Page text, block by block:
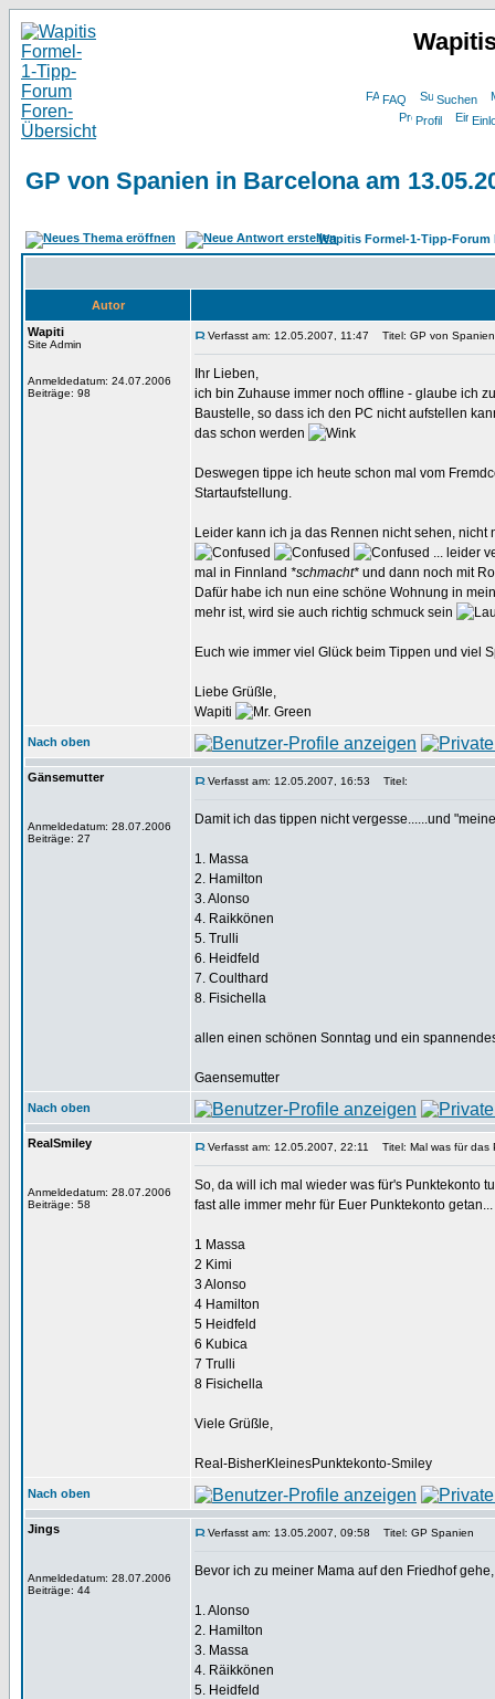
FAQ
Suchen
Profil
GP von Spanien in Barcelona am
Wapitis Formel-1-Tipp-Forum
Autor
Wapiti
Site Admin
Anmeldedatum: 24.07.2006
Beiträge: 98
Verfasst am: 12.05.2007, 11:47 Titel: GP von
Ihr Lieben,
ich bin Zuhause immer noch offline - glaube ich
Baustelle, so dass ich den PC nicht aufstellen
das schon werden
Deswegen tippe ich heute schon mal vom
Startaufstellung.
Leider kann ich ja das Rennen nicht sehen,
... leider
mal in Finnland *schmacht* und dann noch mit
Dafür habe ich nun eine schöne Wohnung in
mehr ist, wird sie auch richtig schmuck sein
Euch wie immer viel Glück beim Tippen und viel
Liebe Grüßle,
Wapiti
Nach oben
Gänsemutter
Anmeldedatum: 28.07.2006
Beiträge: 27
Verfasst am: 12.05.2007, 16:53 Titel:
Damit ich das tippen nicht vergesse......und
1. Massa
2. Hamilton
3. Alonso
4. Raikkönen
5. Trulli
6. Heidfeld
7. Coulthard
8. Fisichella
allen einen schönen Sonntag und ein
Gaensemutter
Nach oben
RealSmiley
Anmeldedatum: 28.07.2006
Beiträge: 58
Verfasst am: 12.05.2007, 22:11 Titel: Mal was für das
So, da will ich mal wieder was für's Punktekonto
fast alle immer mehr für Euer Punktekonto
1 Massa
2 Kimi
3 Alonso
4 Hamilton
5 Heidfeld
6 Kubica
7 Trulli
8 Fisichella
Viele Grüßle,
Real-BisherKleinesPunktekonto-Smiley
Nach oben
Jings
Anmeldedatum: 28.07.2006
Beiträge: 44
Verfasst am: 13.05.2007, 09:58 Titel: GP Spanien
Bevor ich zu meiner Mama auf den Friedhof
1. Alonso
2. Hamilton
3. Massa
4. Räikkönen
5. Heidfeld